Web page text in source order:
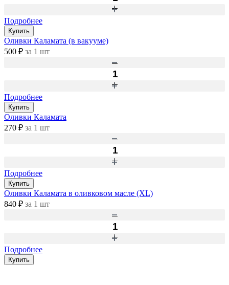
Подробнее
Купить
Оливки Каламата (в вакууме)
500 ₽ за 1 шт
Подробнее
Купить
Оливки Каламата
270 ₽ за 1 шт
Подробнее
Купить
Оливки Каламата в оливковом масле (XL)
840 ₽ за 1 шт
Подробнее
Купить